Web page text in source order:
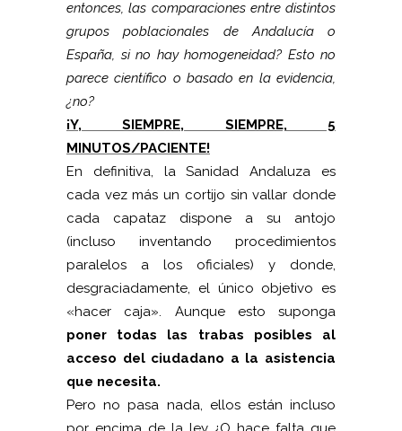
entonces, las comparaciones entre distintos
grupos poblacionales de Andalucía o
España, si no hay homogeneidad? Esto no
parece científico o basado en la evidencia,
¿no?
¡Y, SIEMPRE, SIEMPRE, 5
MINUTOS/PACIENTE!
En definitiva, la Sanidad Andaluza es
cada vez más un cortijo sin vallar donde
cada capataz dispone a su antojo
(incluso inventando procedimientos
paralelos a los oficiales) y donde,
desgraciadamente, el único objetivo es
«hacer caja». Aunque esto suponga
poner todas las trabas posibles al
acceso del ciudadano a la asistencia
que necesita.
Pero no pasa nada, ellos están incluso